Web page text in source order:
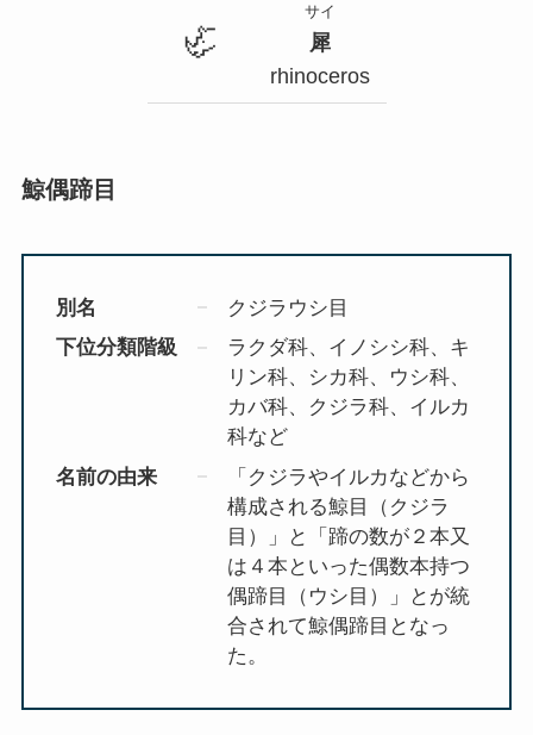
🦏
サイ
犀
rhinoceros
鯨偶蹄目
別名
クジラウシ目
下位分類階級
ラクダ科、イノシシ科、キ
リン科、シカ科、ウシ科、
カバ科、クジラ科、イルカ
科など
名前の由来
「クジラやイルカなどから
構成される鯨目（クジラ
目）」と「蹄の数が２本又
は４本といった偶数本持つ
偶蹄目（ウシ目）」とが統
合されて鯨偶蹄目となっ
た。